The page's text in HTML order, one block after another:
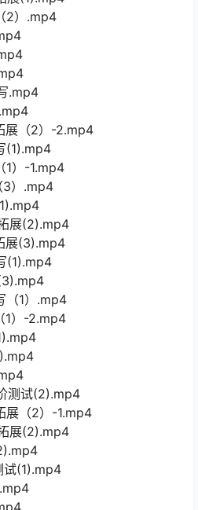
）.mp4
.mp4
(1).mp4
(1).mp4
）.mp4
2）-2.mp4
-1.mp4
.mp4
(2).mp4
(3).mp4